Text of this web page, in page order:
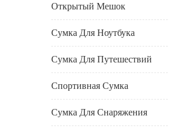
Открытый Мешок
Сумка Для Ноутбука
Сумка Для Путешествий
Спортивная Сумка
Сумка Для Снаряжения